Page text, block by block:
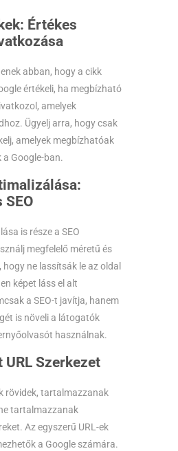
Értékes
abban, hogy a cikk
értékeli, ha megbízható
amelyek
Ügyelj arra, hogy csak
amelyek megbízhatóak
Google-ban.
SEO
is része a SEO
megfelelő méretű és
ne lassítsák le az oldal
képet láss el alt
a SEO-t javítja, hanem
is növeli a látogatók
használnak.
URL Szerkezet
rövidek, tartalmazzanak
tartalmazzanak
Az egyszerű URL-ek
a Google számára.